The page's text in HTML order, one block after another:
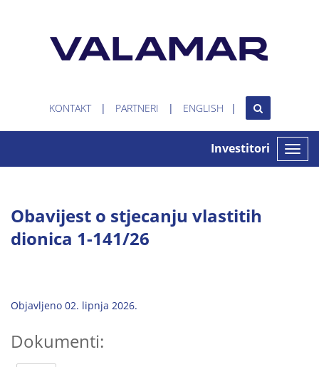
KONTAKT PARTNERI ENGLISH
Toggle
Investitori
Obavijest o stjecanju vlastitih
dionica 1-141/26
Objavljeno 02. lipnja 2026.
Dokumenti: